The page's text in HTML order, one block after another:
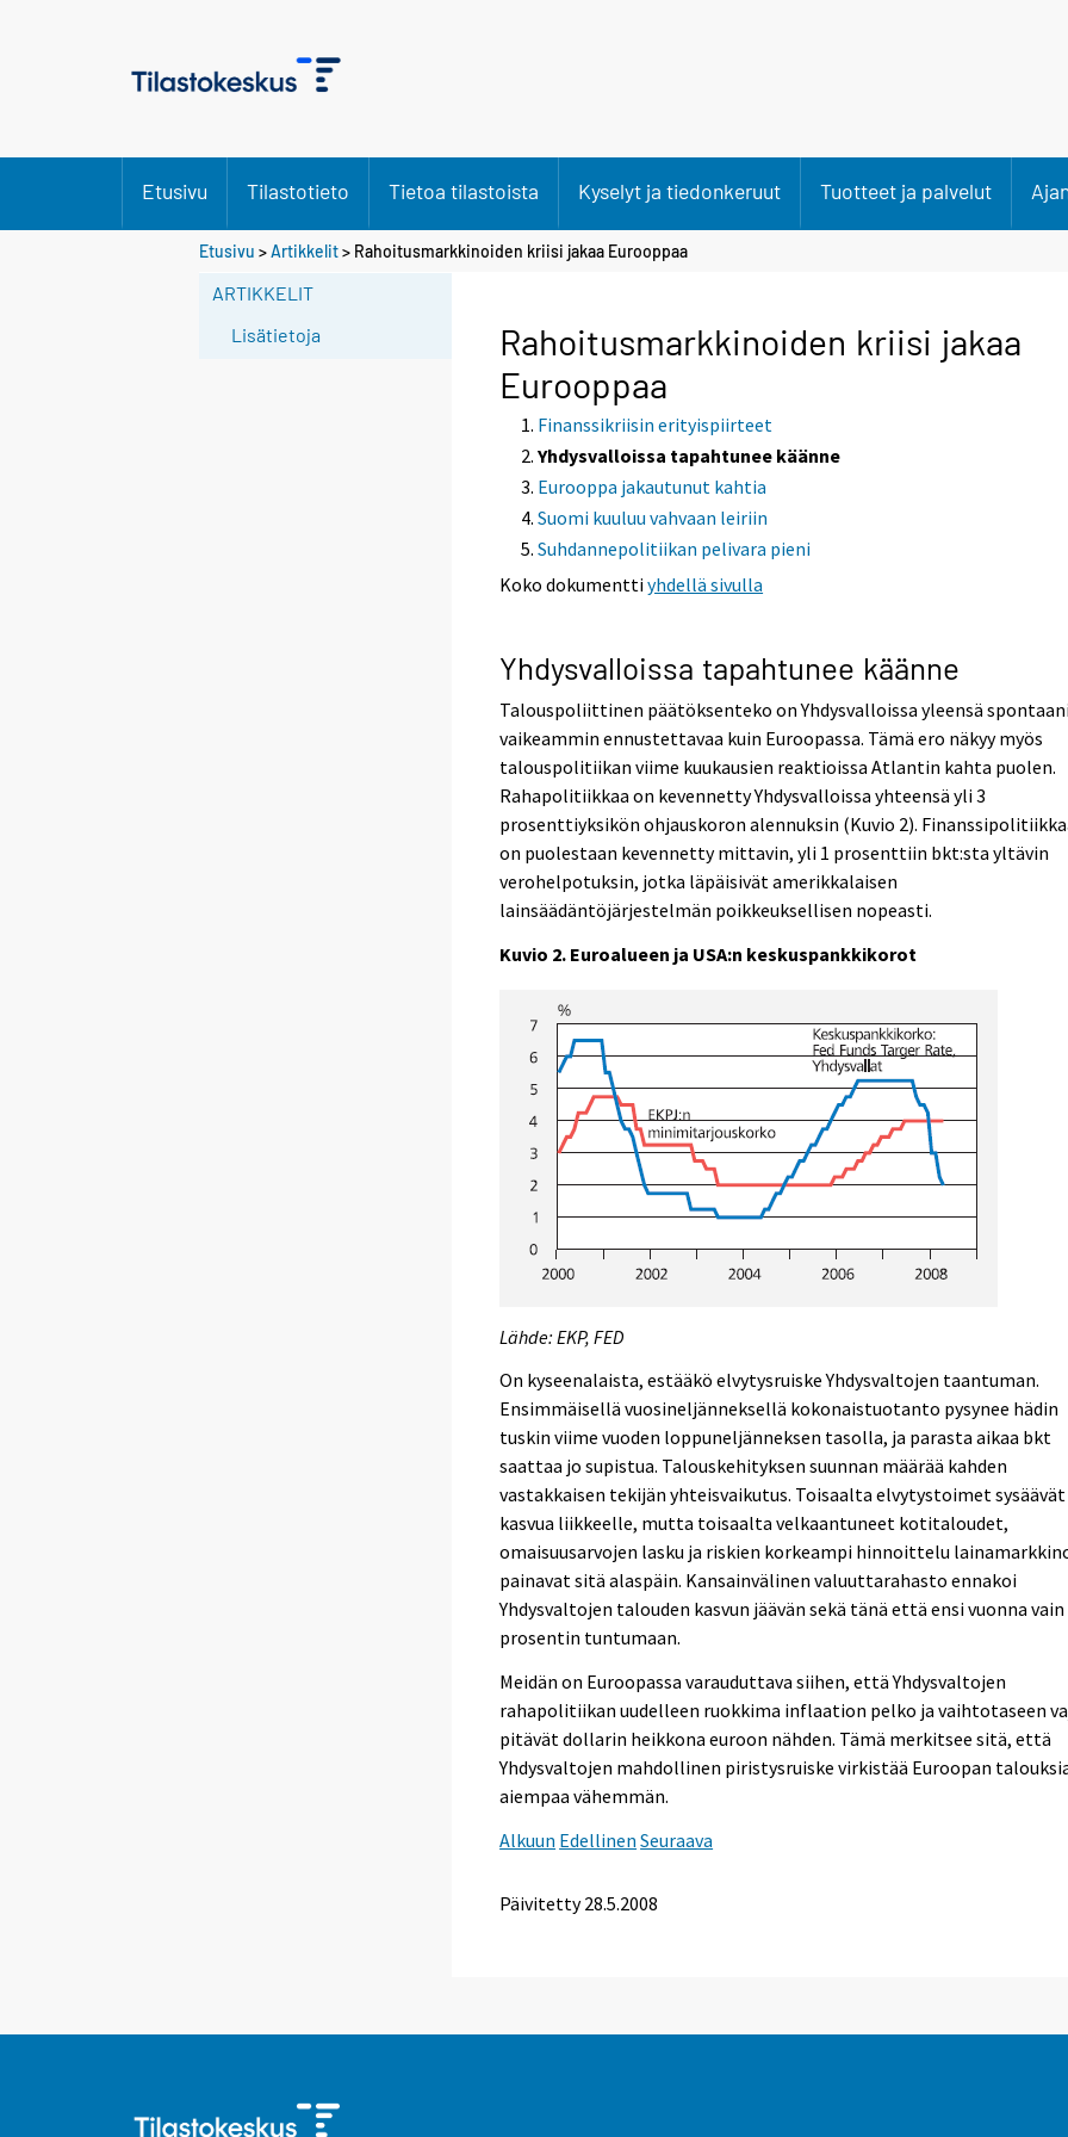
Etusivu Tilastotieto Tietoa tilastoista Kyselyt ja tiedonkeruut Tuotteet ja palvelut
Etusivu >Artikkelit> Rahoitusmarkkinoiden kriisi jakaa Eurooppaa
ARTIKKELIT
Lisätietoja
Rahoitusmarkkinoiden kriisi jakaa
Eurooppaa
Finanssikriisin erityispiirteet
Yhdysvalloissa tapahtunee käänne
Eurooppa jakautunut kahtia
Suomi kuuluu vahvaan leiriin
Suhdannepolitiikan pelivara pieni
Koko dokumenttiyhdellä sivulla
Yhdysvalloissa tapahtunee käänne
Talouspoliittinen päätöksenteko on Yhdysvalloissa yleensä
vaikeammin ennustettavaa kuin Euroopassa. Tämä ero näkyy myös
talouspolitiikan viime kuukausien reaktioissa Atlantin kahta puolen.
Rahapolitiikkaa on kevennetty Yhdysvalloissa yhteensä yli 3
prosenttiyksikön ohjauskoron alennuksin (Kuvio 2).
on puolestaan kevennetty mittavin, yli 1 prosenttiin bkt:sta yltävin
verohelpotuksin, jotka läpäisivät amerikkalaisen
lainsäädäntöjärjestelmän poikkeuksellisen nopeasti.
Kuvio 2. Euroalueen ja USA:n keskuspankkikorot
Lähde: EKP, FED
On kyseenalaista, estääkö elvytysruiske Yhdysvaltojen taantuman.
Ensimmäisellä vuosineljänneksellä kokonaistuotanto pysynee hädin
tuskin viime vuoden loppuneljänneksen tasolla, ja parasta aikaa bkt
saattaa jo supistua. Talouskehityksen suunnan määrää kahden
vastakkaisen tekijän yhteisvaikutus. Toisaalta elvytystoimet sysäävät
kasvua liikkeelle, mutta toisaalta velkaantuneet kotitaloudet,
omaisuusarvojen lasku ja riskien korkeampi hinnoittelu
painavat sitä alaspäin. Kansainvälinen valuuttarahasto ennakoi
Yhdysvaltojen talouden kasvun jäävän sekä tänä että ensi vuonna vain
prosentin tuntumaan.
Meidän on Euroopassa varauduttava siihen, että Yhdysvaltojen
rahapolitiikan uudelleen ruokkima inflaation pelko ja vaihtotaseen
pitävät dollarin heikkona euroon nähden. Tämä merkitsee sitä, että
Yhdysvaltojen mahdollinen piristysruiske virkistää Euroopan
aiempaa vähemmän.
Alkuun Edellinen Seuraava
Päivitetty28.5.2008